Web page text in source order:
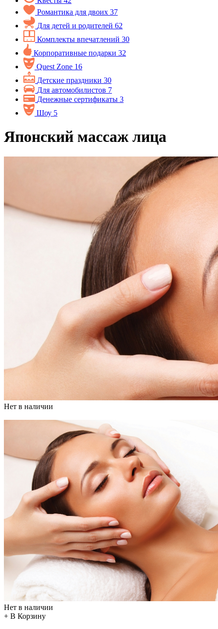
Романтика для двоих 37
Для детей и родителей 62
Комплекты впечатлений 30
Корпоративные подарки 32
Quest Zone 16
Детские праздники 30
Для автомобилистов 7
Денежные сертификаты 3
Шоу 5
Японский массаж лица
Нет в наличии
Нет в наличии
+ В Корзину